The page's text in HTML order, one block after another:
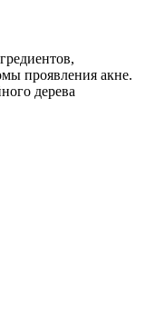
проявления акне.
дерева